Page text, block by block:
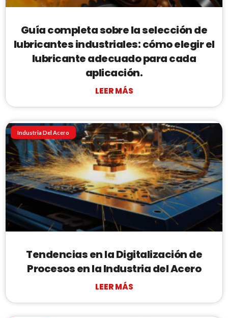
Guía completa sobre la selección de
lubricantes industriales: cómo elegir el
lubricante adecuado para cada
aplicación.
LEER MÁS
Industria Del Acero
Tendencias en la Digitalización de
Procesos en la Industria del Acero
LEER MÁS